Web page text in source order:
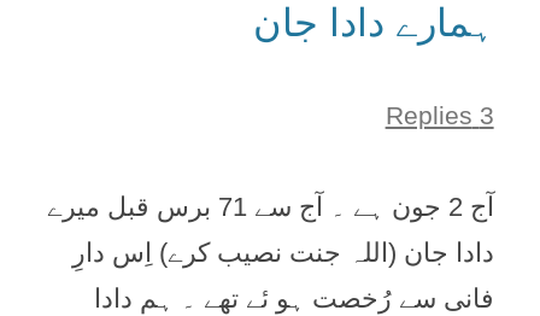
ہمارے دادا جان
3 Replies
آج 2 جون ہے ۔ آج سے 71 برس قبل میرے
دادا جان (اللہ جنت نصیب کرے) اِس دارِ
فانی سے رُخصت ہو ئے تھے ۔ ہم دادا